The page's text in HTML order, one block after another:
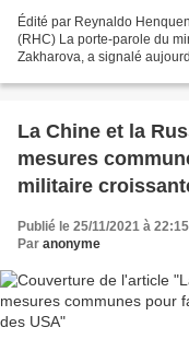
Édité par Reynaldo
(RHC) La porte-parole du
Zakharova, a signalé
La Chine et la
mesures
militaire
Publié le 25/11/2021 à 22:15
Par anonyme